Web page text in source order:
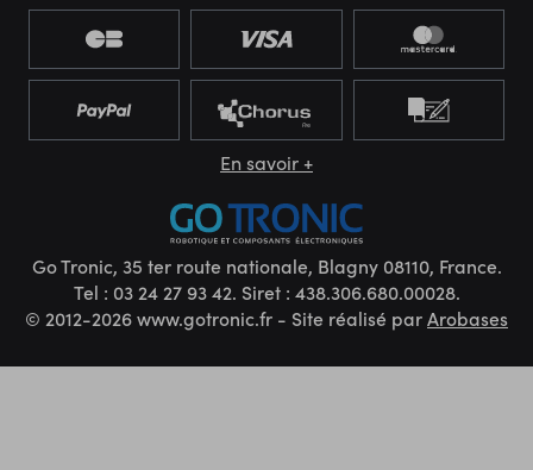
En savoir +
Go Tronic, 35 ter route nationale, Blagny 08110, France.
Tel : 03 24 27 93 42. Siret : 438.306.680.00028.
© 2012-2026 www.gotronic.fr - Site réalisé parArobases